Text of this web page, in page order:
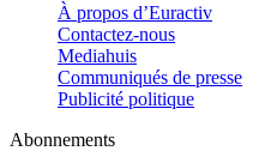
À propos d’Euractiv
Contactez-nous
Mediahuis
Communiqués de presse
Publicité politique
Abonnements